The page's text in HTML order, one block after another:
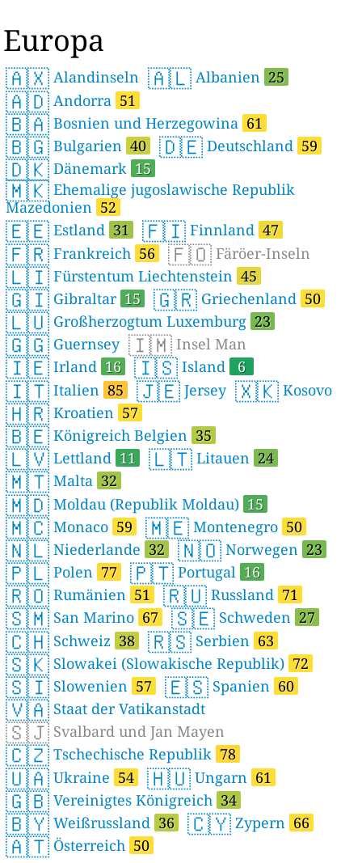
Europa
🇦🇽 Alandinseln 🇦🇱 Albanien 25
🇦🇩 Andorra 51
🇧🇦 Bosnien und Herzegowina 61
🇧🇬 Bulgarien 40 🇩🇪 Deutschland 59
🇩🇰 Dänemark 15
🇲🇰 Ehemalige jugoslawische Republik
Mazedonien 52
🇪🇪 Estland 31 🇫🇮 Finnland 47
🇫🇷 Frankreich 56 🇫🇴 Färöer-Inseln
🇱🇮 Fürstentum Liechtenstein 45
🇬🇮 Gibraltar 15 🇬🇷 Griechenland 50
🇱🇺 Großherzogtum Luxemburg 23
🇬🇬 Guernsey 🇮🇲 Insel Man
🇮🇪 Irland 16 🇮🇸 Island 6
🇮🇹 Italien 85 🇯🇪 Jersey 🇽🇰 Kosovo
🇭🇷 Kroatien 57
🇧🇪 Königreich Belgien 35
🇱🇻 Lettland 11 🇱🇹 Litauen 24
🇲🇹 Malta 32
🇲🇩 Moldau (Republik Moldau) 15
🇲🇨 Monaco 59 🇲🇪 Montenegro 50
🇳🇱 Niederlande 32 🇳🇴 Norwegen 23
🇵🇱 Polen 77 🇵🇹 Portugal 16
🇷🇴 Rumänien 51 🇷🇺 Russland 71
🇸🇲 San Marino 67 🇸🇪 Schweden 27
🇨🇭 Schweiz 38 🇷🇸 Serbien 63
🇸🇰 Slowakei (Slowakische Republik) 72
🇸🇮 Slowenien 57 🇪🇸 Spanien 60
🇻🇦 Staat der Vatikanstadt
🇸🇯 Svalbard und Jan Mayen
🇨🇿 Tschechische Republik 78
🇺🇦 Ukraine 54 🇭🇺 Ungarn 61
🇬🇧 Vereinigtes Königreich 34
🇧🇾 Weißrussland 36 🇨🇾 Zypern 66
🇦🇹 Österreich 50